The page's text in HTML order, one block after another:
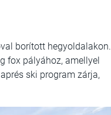
borított hegyoldalakon.
fox pályához, amellyel
ski program zárja,